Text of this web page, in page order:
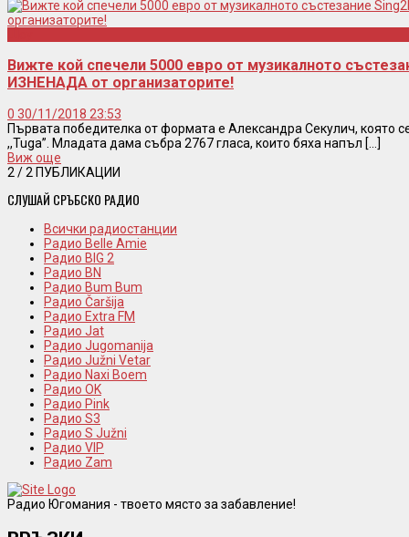
Вижте кой спечели 5000 евро от музикалното
ИЗНЕНАДА от организаторите!
0 30/11/2018 23:53
Първата победителка от формaта е Александра Секулич, която
,,Tuga”. Младата дама събра 2767 гласа, които бяха напъл [...]
Виж още
2 / 2 ПУБЛИКАЦИИ
СЛУШАЙ СРЪБСКО РАДИО
Всички радиостанции
Радио Belle Amie
Радио BIG 2
Радио BN
Радио Bum Bum
Радио Čaršija
Радио Extra FM
Радио Jat
Радио Jugomanija
Радио Južni Vetar
Радио Naxi Boem
Радио OK
Радио Pink
Радио S3
Радио S Južni
Радио VIP
Радио Zam
Радио Югомания - твоето място за забавление!